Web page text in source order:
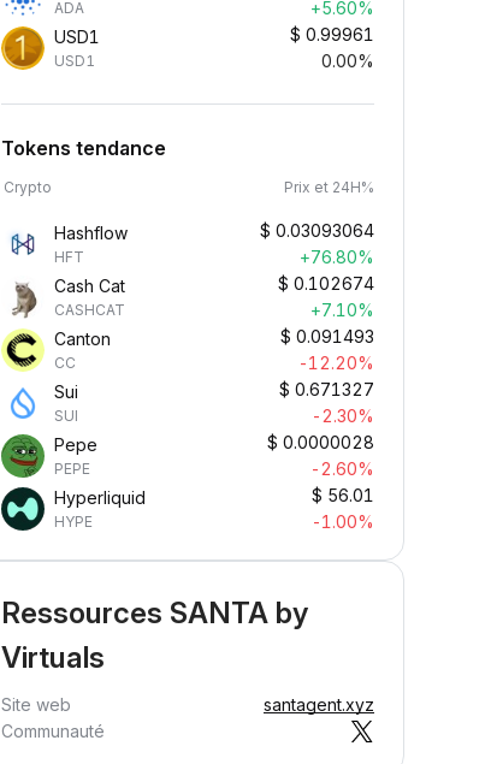
ADA
+5.60%
USD1
USD1
$ 0.99961
0.00%
Tokens tendance
Crypto Prix et 24H%
Hashflow
HFT
$ 0.03093064
+76.80%
Cash Cat
CASHCAT
$ 0.102674
+7.10%
Canton
CC
$ 0.091493
-12.20%
Sui
SUI
$ 0.671327
-2.30%
Pepe
PEPE
$ 0.0000028
-2.60%
Hyperliquid
HYPE
$ 56.01
-1.00%
Ressources SANTA by
Virtuals
Site web
santagent.xyz
Communauté